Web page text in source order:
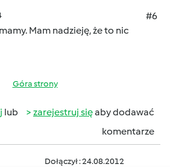
#6
Mam nadzieję, że to nic
Góra strony
lub zarejestruj sięaby dodawać
komentarze
Dołączył : 24.08.2012